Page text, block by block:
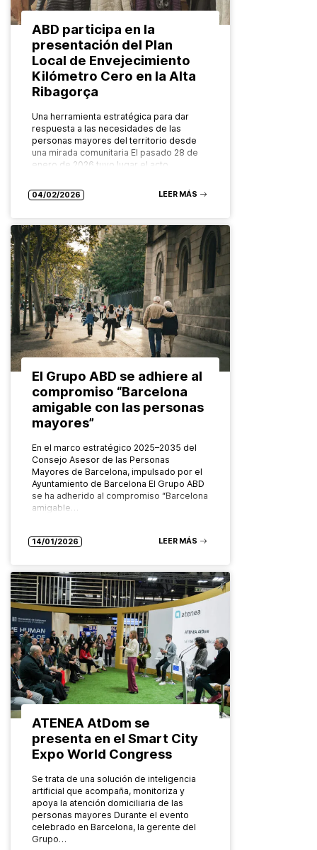
ABD participa en la
presentación del Plan
Local de Envejecimiento
Kilómetro Cero en la Alta
Ribagorça
Una herramienta estratégica para dar
respuesta a las necesidades de las
personas mayores del territorio desde
una mirada comunitaria El pasado 28 de
enero de 2026 tuvo lugar el acto…
04/02/2026 LEER MÁS
El Grupo ABD se adhiere al
compromiso “Barcelona
amigable con las personas
mayores”
En el marco estratégico 2025–2035 del
Consejo Asesor de las Personas
Mayores de Barcelona, impulsado por el
Ayuntamiento de Barcelona El Grupo ABD
se ha adherido al compromiso “Barcelona
amigable…
14/01/2026 LEER MÁS
ATENEA AtDom se
presenta en el Smart City
Expo World Congress
Se trata de una solución de inteligencia
artificial que acompaña, monitoriza y
apoya la atención domiciliaria de las
personas mayores Durante el evento
celebrado en Barcelona, la gerente del
Grupo…